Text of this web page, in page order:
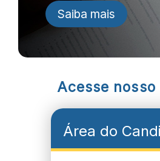
Saiba mais
Acesse nosso
Área do